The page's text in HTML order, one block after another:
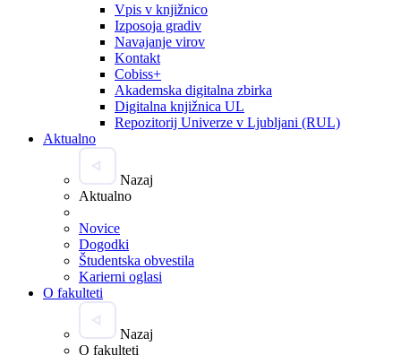
Vpis v knjižnico
Izposoja gradiv
Navajanje virov
Kontakt
Cobiss+
Akademska digitalna zbirka
Digitalna knjižnica UL
Repozitorij Univerze v Ljubljani (RUL)
Aktualno
Nazaj
Aktualno
Novice
Dogodki
Študentska obvestila
Karierni oglasi
O fakulteti
Nazaj
O fakulteti